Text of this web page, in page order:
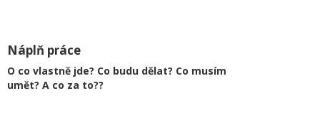
Náplň práce
O co vlastně jde? Co budu dělat? Co musím
umět? A co za to??